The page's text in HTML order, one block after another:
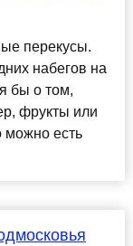
перекусы.
набегов на
бы о том,
фрукты или
можно есть